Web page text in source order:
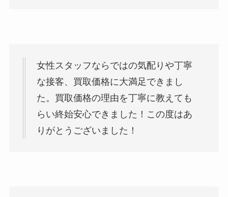
女性スタッフならではの気配りや丁寧
な接客、買取価格に大満足できまし
た。買取価格の理由を丁寧に教えても
らい終始安心できました！この度はあ
りがとうございました！